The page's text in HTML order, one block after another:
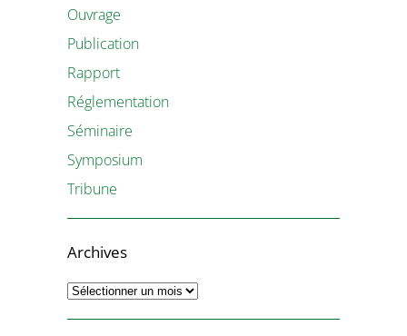
Ouvrage
Publication
Rapport
Réglementation
Séminaire
Symposium
Tribune
Archives
Archives